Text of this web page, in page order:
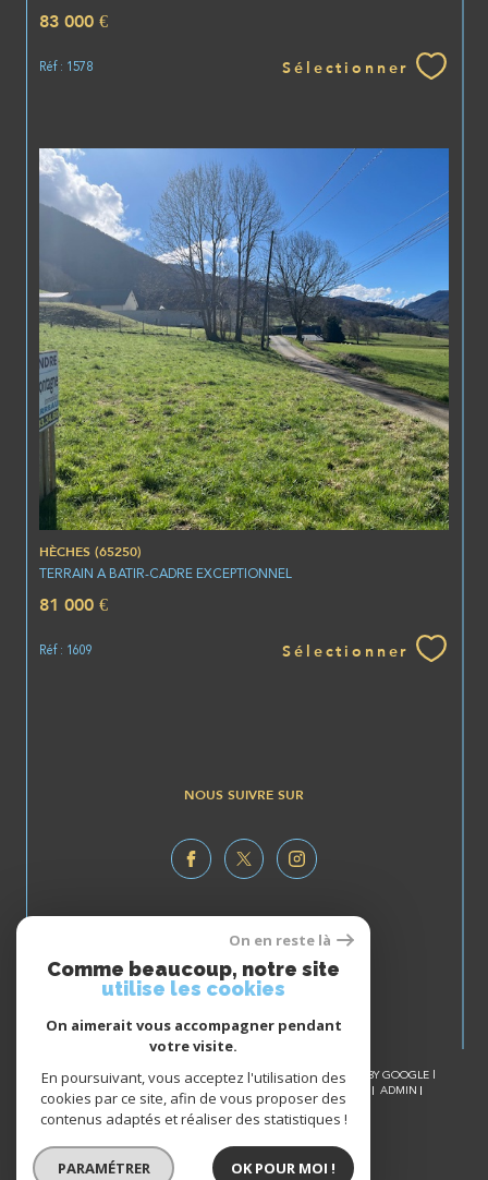
83 000 €
Réf : 1578 Sélectionner
HÈCHES (65250)
TERRAIN A BATIR-CADRE EXCEPTIONNEL
81 000 €
Réf : 1609 Sélectionner
NOUS SUIVRE SUR
ESPACE
propriétaire
Se connecter
© 2026 | TOUS DROITS RÉSERVÉS | TRADUCTION POWERED BY GOOGLE |
PLAN DU SITE
ADMIN
NOS LIENS
POLITIQUE RGPD COOKIES
On en reste là
Comme beaucoup, notre site
utilise les cookies
On aimerait vous accompagner pendant
votre visite.
En poursuivant, vous acceptez l'utilisation des
cookies par ce site, afin de vous proposer des
contenus adaptés et réaliser des statistiques !
PARAMÉTRER OK POUR MOI !